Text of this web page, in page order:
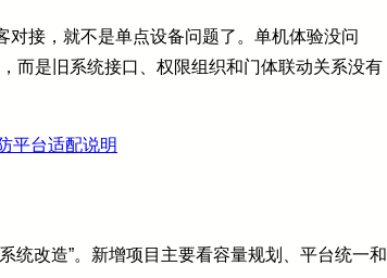
对接，就不是单点设备问题了。单机体验没问
而是旧系统接口、权限组织和门体联动关系没有
平台适配说明
统改造”。新增项目主要看容量规划、平台统一和